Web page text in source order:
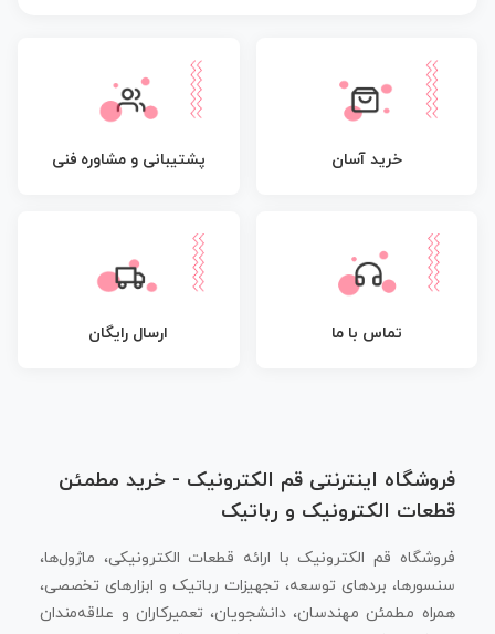
خرید آسان پشتیبانی و مشاوره فنی
تماس با ما ارسال رایگان
فروشگاه اینترنتی قم الکترونیک - خرید مطمئن
قطعات الکترونیک و رباتیک
فروشگاه قم الکترونیک با ارائه قطعات الکترونیکی، ماژول‌ها،
سنسورها، بردهای توسعه، تجهیزات رباتیک و ابزارهای تخصصی،
همراه مطمئن مهندسان، دانشجویان، تعمیرکاران و علاقه‌مندان